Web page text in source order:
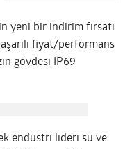
yeni bir indirim fırsatı
fiyat/performans
gövdesi IP69
endüstri lideri su ve